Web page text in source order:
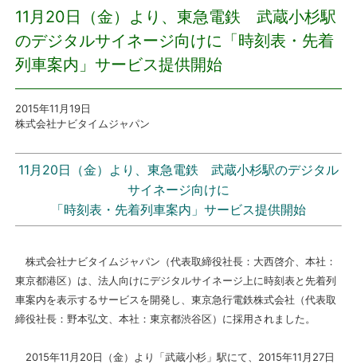
プレスリリース
おしらせ
サービス
個人向けサービス
採用情報
11月20日（金）より、東急電鉄 武蔵小杉駅
のデジタルサイネージ向けに「時刻表・先着
列車案内」サービス提供開始
2015年11月19日
株式会社ナビタイムジャパン
11月20日（金）より、東急電鉄 武蔵小杉駅のデジタル
サイネージ向けに
「時刻表・先着列車案内」サービス提供開始
株式会社ナビタイムジャパン（代表取締役社長：大西啓介、本社：
東京都港区）は、法人向けにデジタルサイネージ上に時刻表と先着列
車案内を表示するサービスを開発し、東京急行電鉄株式会社（代表取
締役社長：野本弘文、本社：東京都渋谷区）に採用されました。
2015年11月20日（金）より「武蔵小杉」駅にて、2015年11月27日